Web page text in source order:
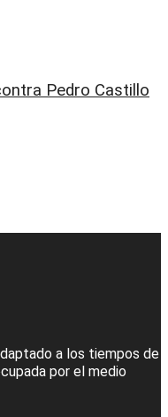
Pedro Castillo
a los tiempos de
por el medio